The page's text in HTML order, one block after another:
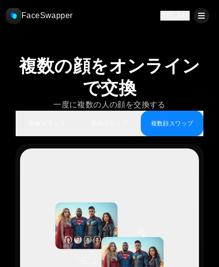
FaceSwapper
複数の顔をオンライン
で交換
一度に複数の人の顔を交換する
複数顔スワップ